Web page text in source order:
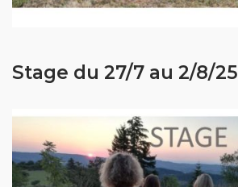
Stage du 27/7 au 2/8/25